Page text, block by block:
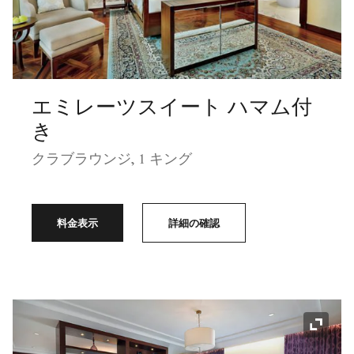
エミレーツスイート ハマム付
き
クラブラウンジ, 1 キング
料金表示 詳細の確認
アイ